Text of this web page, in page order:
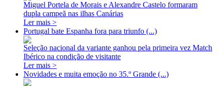
Miguel Portela de Morais e Alexandre Castelo formaram
dupla campeã nas ilhas Canárias
Ler mais >
Portugal bate Espanha fora para triunfo (...)
Seleção nacional da variante ganhou pela primeira vez Match
Ibérico na condição de visitante
Ler mais >
Novidades e muita emoção no 35.º Grande (...)